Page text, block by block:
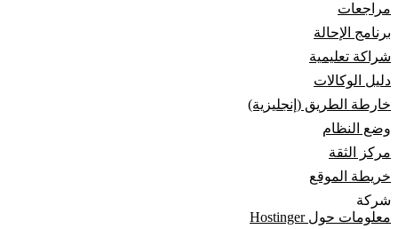
مراجعات
برنامج الإحالة
شراكة تعليمية
دليل الوكالات
خارطة الطريق (إنجليزية)
وضع النظام
مركز الثقة
خريطة الموقع
شركة
معلومات حول Hostinger